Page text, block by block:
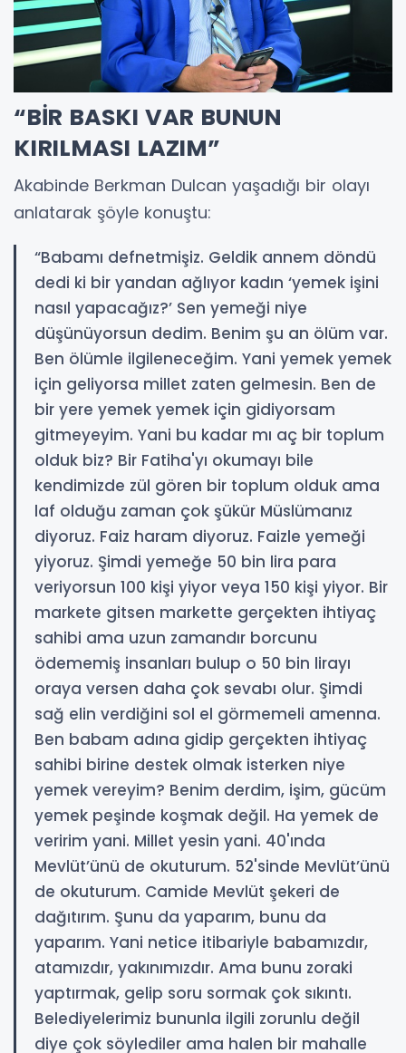
“BİR BASKI VAR BUNUN
KIRILMASI LAZIM”
Akabinde Berkman Dulcan yaşadığı bir olayı
anlatarak şöyle konuştu:
“Babamı defnetmişiz. Geldik annem döndü
dedi ki bir yandan ağlıyor kadın ‘yemek işini
nasıl yapacağız?’ Sen yemeği niye
düşünüyorsun dedim. Benim şu an ölüm var.
Ben ölümle ilgileneceğim. Yani yemek yemek
için geliyorsa millet zaten gelmesin. Ben de
bir yere yemek yemek için gidiyorsam
gitmeyeyim. Yani bu kadar mı aç bir toplum
olduk biz? Bir Fatiha'yı okumayı bile
kendimizde zül gören bir toplum olduk ama
laf olduğu zaman çok şükür Müslümanız
diyoruz. Faiz haram diyoruz. Faizle yemeği
yiyoruz. Şimdi yemeğe 50 bin lira para
veriyorsun 100 kişi yiyor veya 150 kişi yiyor. Bir
markete gitsen markette gerçekten ihtiyaç
sahibi ama uzun zamandır borcunu
ödememiş insanları bulup o 50 bin lirayı
oraya versen daha çok sevabı olur. Şimdi
sağ elin verdiğini sol el görmemeli amenna.
Ben babam adına gidip gerçekten ihtiyaç
sahibi birine destek olmak isterken niye
yemek vereyim? Benim derdim, işim, gücüm
yemek peşinde koşmak değil. Ha yemek de
veririm yani. Millet yesin yani. 40'ında
Mevlüt’ünü de okuturum. 52'sinde Mevlüt’ünü
de okuturum. Camide Mevlüt şekeri de
dağıtırım. Şunu da yaparım, bunu da
yaparım. Yani netice itibariyle babamızdır,
atamızdır, yakınımızdır. Ama bunu zoraki
yaptırmak, gelip soru sormak çok sıkıntı.
Belediyelerimiz bununla ilgili zorunlu değil
diye çok söylediler ama halen bir mahalle